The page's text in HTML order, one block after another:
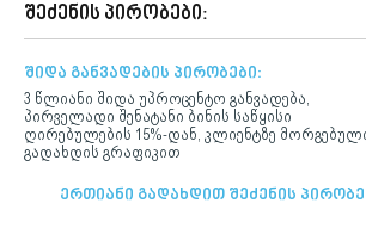
შეძენის პირობები:
შიდა განვადების პირობები:
3 წლიანი შიდა უპროცენტო განვადება,
პირველადი შენატანი ბინის საწყისი
ღირებულების 15%-დან, კლიენტზე
გადახდის გრაფიკით
ერთიანი გადახდით შეძენის